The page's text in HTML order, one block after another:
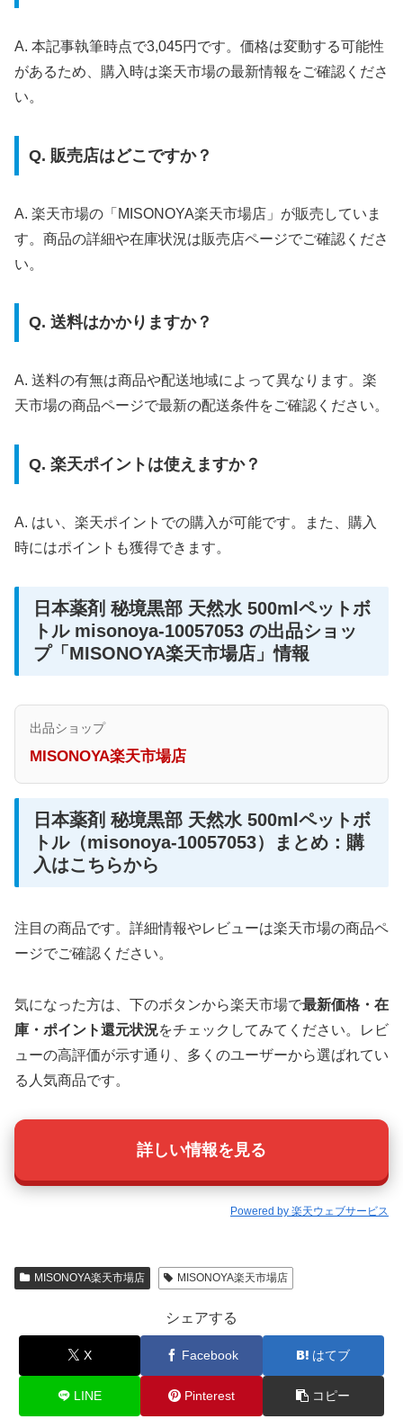
A. 本記事執筆時点で3,045円です。価格は変動する可能性
があるため、購入時は楽天市場の最新情報をご確認くださ
い。
Q. 販売店はどこですか？
A. 楽天市場の「MISONOYA楽天市場店」が販売していま
す。商品の詳細や在庫状況は販売店ページでご確認くださ
い。
Q. 送料はかかりますか？
A. 送料の有無は商品や配送地域によって異なります。楽
天市場の商品ページで最新の配送条件をご確認ください。
Q. 楽天ポイントは使えますか？
A. はい、楽天ポイントでの購入が可能です。また、購入
時にはポイントも獲得できます。
日本薬剤 秘境黒部 天然水 500mlペットボ
トル misonoya-10057053 の出品ショッ
プ「MISONOYA楽天市場店」情報
出品ショップ
MISONOYA楽天市場店
日本薬剤 秘境黒部 天然水 500mlペットボ
トル（misonoya-10057053）まとめ：購
入はこちらから
注目の商品です。詳細情報やレビューは楽天市場の商品ペ
ージでご確認ください。
気になった方は、下のボタンから楽天市場で最新価格・在
庫・ポイント還元状況をチェックしてみてください。レビ
ューの高評価が示す通り、多くのユーザーから選ばれてい
る人気商品です。
詳しい情報を見る
Powered by 楽天ウェブサービス
MISONOYA楽天市場店 MISONOYA楽天市場店
シェアする
X Facebook はてブ
LINE Pinterest コピー